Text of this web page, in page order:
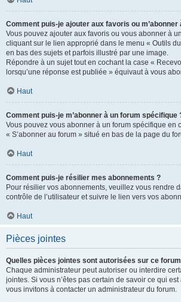
Comment puis-je ajouter aux favoris ou
Vous pouvez ajouter aux favoris ou vous abonner à
cliquant sur le lien approprié dans le menu « Outils
en bas des sujets et parfois illustré par une image.
Répondre à un sujet tout en cochant la case «
lorsqu’une réponse est publiée » équivaut à vous
Haut
Comment puis-je m’abonner à un forum spécifique
Vous pouvez vous abonner à un forum spécifique en
« S’abonner au forum » situé en bas de la page du
Haut
Comment puis-je résilier mes abonnements ?
Pour résilier vos abonnements, veuillez vous rendre
contrôle de l’utilisateur et suivre le lien vers vos
Haut
Pièces jointes
Quelles pièces jointes sont autorisées sur ce
Chaque administrateur peut autoriser ou interdire
jointes. Si vous n’êtes pas certain de savoir ce qui
vous invitons à contacter un administrateur du forum.